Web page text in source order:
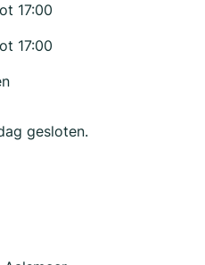
17:00
17:00
gesloten.